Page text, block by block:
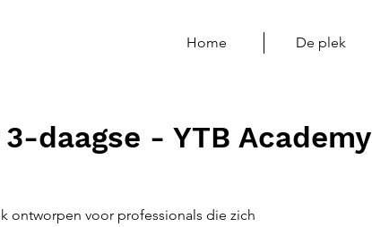
Home De plek
daagse - YTB Academy
ontworpen voor professionals die zich